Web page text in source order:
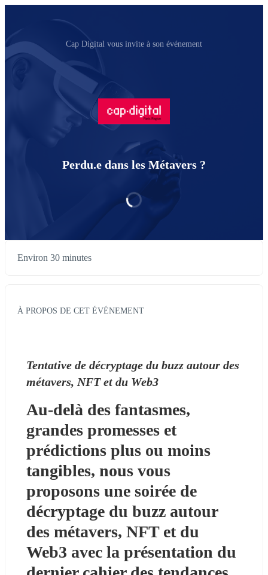
Cap Digital vous invite à son événement
Perdu.e dans les Métavers ?
Environ 30 minutes
À PROPOS DE CET ÉVÉNEMENT
Tentative de décryptage du buzz autour des
métavers, NFT et du Web3
Au-delà des fantasmes,
grandes promesses et
prédictions plus ou moins
tangibles, nous vous
proposons une soirée de
décryptage du buzz autour
des métavers, NFT et du
Web3 avec la présentation du